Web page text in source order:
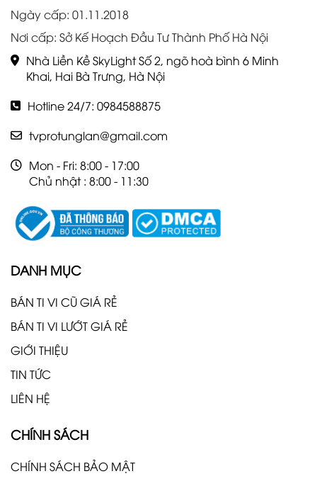
Ngày cấp: 01.11.2018
Nơi cấp: Sở Kế Hoạch Đầu Tư Thành Phố Hà Nội
Nhà Liền Kề SkyLight Số 2, ngõ hoà bình 6 Minh
Khai, Hai Bà Trưng, Hà Nội
Hotline 24/7: 0984588875
tvprotunglan@gmail.com
Mon - Fri: 8:00 - 17:00
Chủ nhật : 8:00 - 11:30
DANH MỤC
BÁN TI VI CŨ GIÁ RẺ
BÁN TI VI LƯỚT GIÁ RẺ
GIỚI THIỆU
TIN TỨC
LIÊN HỆ
CHÍNH SÁCH
CHÍNH SÁCH BẢO MẬT